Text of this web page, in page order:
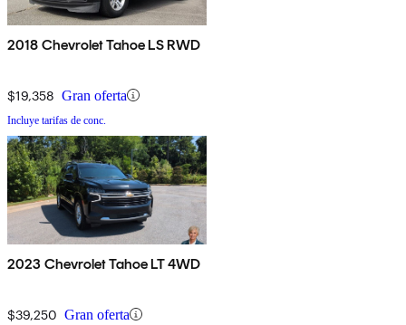
2018 Chevrolet Tahoe LS RWD
$19,358 Gran oferta
Incluye tarifas de conc.
2023 Chevrolet Tahoe LT 4WD
$39,250 Gran oferta